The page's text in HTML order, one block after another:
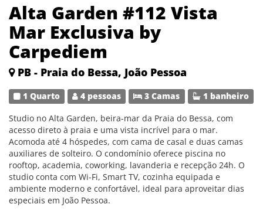
Alta Garden #112 Vista
Mar Exclusiva by
Carpediem
PB - Praia do Bessa, João Pessoa
1 Quarto 4 pessoas 3 Camas 1 banheiro
Studio no Alta Garden, beira-mar da Praia do Bessa, com
acesso direto à praia e uma vista incrível para o mar.
Acomoda até 4 hóspedes, com cama de casal e duas camas
auxiliares de solteiro. O condomínio oferece piscina no
rooftop, academia, coworking, lavanderia e recepção 24h. O
studio conta com Wi-Fi, Smart TV, cozinha equipada e
ambiente moderno e confortável, ideal para aproveitar dias
especiais em João Pessoa.